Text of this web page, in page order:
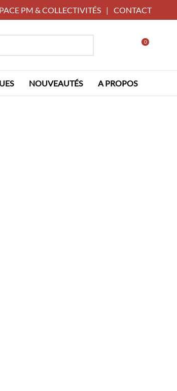
PM & COLLECTIVITÉS | CONTACT
0
NOUVEAUTÉS A PROPOS